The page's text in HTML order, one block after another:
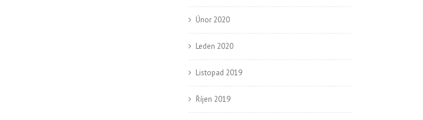
Únor 2020
Leden 2020
Listopad 2019
Říjen 2019